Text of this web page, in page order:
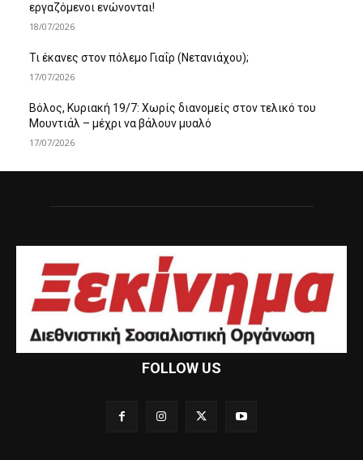
εργαζόμενοι ενώνονται!
18/07/2026
Τι έκανες στον πόλεμο Γιαΐρ (Νετανιάχου);
17/07/2026
Βόλος, Κυριακή 19/7: Χωρίς διανομείς στον τελικό του
Μουντιάλ – μέχρι να βάλουν μυαλό
17/07/2026
FOLLOW US